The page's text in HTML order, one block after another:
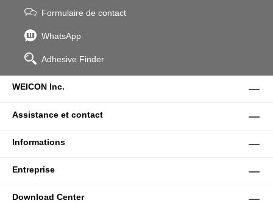
Formulaire de contact
WhatsApp
Adhesive Finder
WEICON Inc.
Assistance et contact
Informations
Entreprise
Download Center